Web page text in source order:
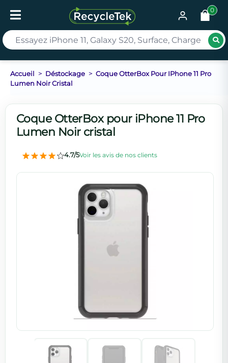
0
Accueil Déstockage
Coque OtterBox Pour IPhone 11 Pro
Lumen Noir Cristal
Coque OtterBox pour iPhone 11 Pro
Lumen Noir cristal
4.7/5Voir les avis de nos clients